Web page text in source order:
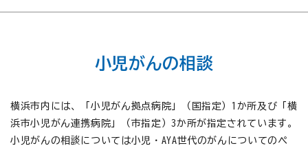
小児がんの相談
横浜市内には、「小児がん拠点病院」（国指定）1か所及び「横
浜市小児がん連携病院」（市指定）3か所が指定されています。
小児がんの相談については小児・AYA世代のがんについてのペ